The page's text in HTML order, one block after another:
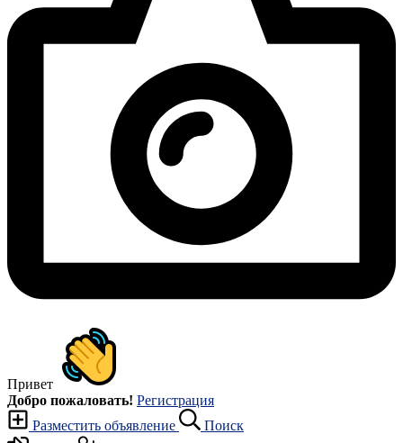
Привет
Добро пожаловать! Регистрация
Разместить объявление
Поиск